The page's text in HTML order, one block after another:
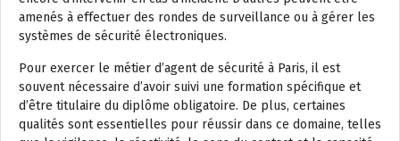
amenés à effectuer des rondes de surveillance ou à gérer les
systèmes de sécurité électroniques.
Pour exercer le métier d’agent de sécurité à Paris, il est
souvent nécessaire d’avoir suivi une formation spécifique et
d’être titulaire du diplôme obligatoire. De plus, certaines
qualités sont essentielles pour réussir dans ce domaine, telles